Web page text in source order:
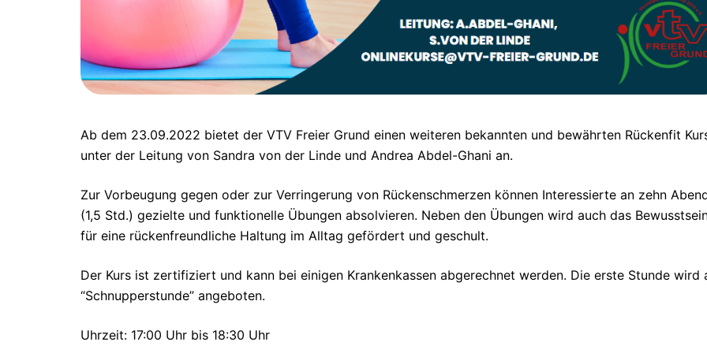
Ab dem 23.09.2022 bietet der VTV Freier Grund einen weiteren bekannten und bewährten Rückenfit
unter der Leitung von Sandra von der Linde und Andrea Abdel-Ghani an.
Zur Vorbeugung gegen oder zur Verringerung von Rückenschmerzen können Interessierte an zehn
(1,5 Std.) gezielte und funktionelle Übungen absolvieren. Neben den Übungen wird auch das
für eine rückenfreundliche Haltung im Alltag gefördert und geschult.
Der Kurs ist zertifiziert und kann bei einigen Krankenkassen abgerechnet werden. Die erste Stunde wird
“Schnupperstunde” angeboten.
Uhrzeit: 17:00 Uhr bis 18:30 Uhr